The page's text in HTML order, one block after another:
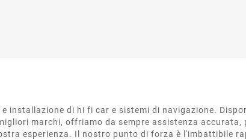
installazione di hi fi car e sistemi di navigazione.
marchi, offriamo da sempre assistenza accurata,
esperienza. Il nostro punto di forza è l'imbattibile